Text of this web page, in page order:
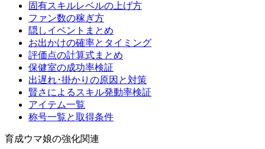
固有スキルレベルの上げ方
ファン数の稼ぎ方
隠しイベントまとめ
お出かけの確率とタイミング
評価点の計算式まとめ
保健室の成功率検証
出遅れ･掛かりの原因と対策
賢さによるスキル発動率検証
アイテム一覧
称号一覧と取得条件
育成ウマ娘の強化関連